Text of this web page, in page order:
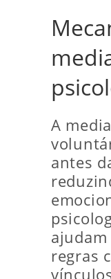
A
antes
ajudam
regras